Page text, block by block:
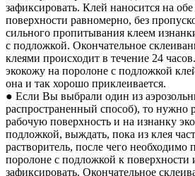
зафиксировать. Клей наносится на
поверхности равномерно, без
сильного пропитывания клеем
с подложкой. Окончательное
клеями происходит в течение 24
экокожу на поролоне с подложкой
она и так хорошо приклеивается.
● Если Вы выбрали один из
распространенный способ), то нужно
рабочую поверхность и на изнанку
подложкой, выждать, пока из клея
растворитель, после чего необходимо
поролоне с подложкой к поверхности
зафиксировать. Окончательное